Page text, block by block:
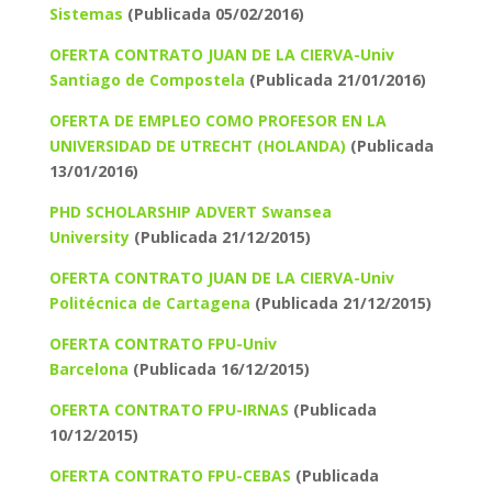
Sistemas (Publicada 05/02/2016)
OFERTA CONTRATO JUAN DE LA CIERVA-Univ
Santiago de Compostela (Publicada 21/01/2016)
OFERTA DE EMPLEO COMO PROFESOR EN LA
UNIVERSIDAD DE UTRECHT (HOLANDA) (Publicada
13/01/2016)
PHD SCHOLARSHIP ADVERT Swansea
University(Publicada 21/12/2015)
OFERTA CONTRATO JUAN DE LA CIERVA-Univ
Politécnica de Cartagena (Publicada 21/12/2015)
OFERTA CONTRATO FPU-Univ
Barcelona (Publicada 16/12/2015)
OFERTA CONTRATO FPU-IRNAS (Publicada
10/12/2015)
OFERTA CONTRATO FPU-CEBAS (Publicada